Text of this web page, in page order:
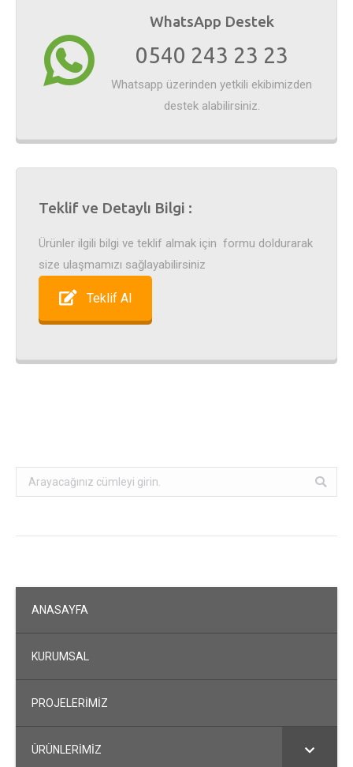
WhatsApp Destek
0540 243 23 23
Whatsapp üzerinden yetkili ekibimizden
destek alabilirsiniz.
Teklif ve Detaylı Bilgi :
Ürünler ilgili bilgi ve teklif almak için formu doldurarak
size ulaşmamızı sağlayabilirsiniz
Teklif Al
Search:
ANASAYFA
KURUMSAL
PROJELERİMİZ
ÜRÜNLERİMİZ